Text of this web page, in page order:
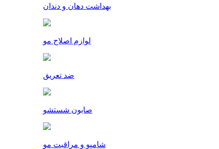
بهداشت دهان و دندان
لوازم اصلاح مو
ضد تعریق
صابون شستشو
شامپو و مراقبت مو